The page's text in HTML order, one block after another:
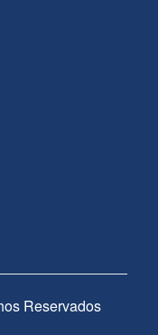
Reservados